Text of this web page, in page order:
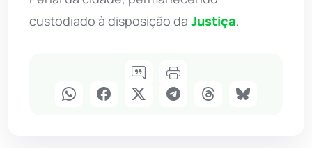
custodiado à disposição da Justiça.